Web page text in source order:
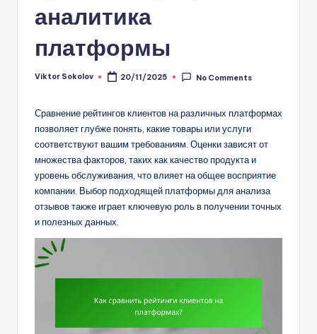
аналитика
платформы
Posted
Viktor Sokolov 20/11/2025 No Comments
Сравнение рейтингов клиентов на различных платформах
позволяет глубже понять, какие товары или услуги
соответствуют вашим требованиям. Оценки зависят от
множества факторов, таких как качество продукта и
уровень обслуживания, что влияет на общее восприятие
компании. Выбор подходящей платформы для анализа
отзывов также играет ключевую роль в получении точных
и полезных данных.